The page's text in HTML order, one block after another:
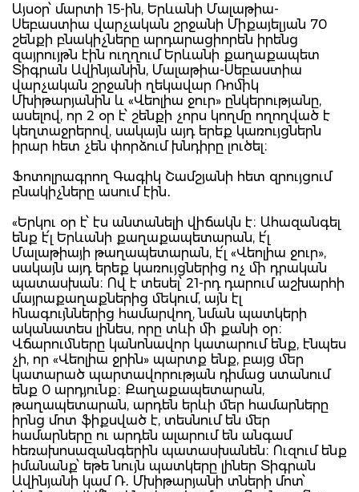
Այսօր՝ մարտի 15-ին, Երևանի Մալաթիա-
Սեբաստիա վարչական շրջանի Միքայելյան 70
շենքի բնակիչները արդարացիորեն իրենց
զայրույթն էին ուղղում Երևանի քաղաքապետ
Տիգրան Ավինյանին, Մալաթիա-Սեբաստիա
վարչական շրջանի ղեկավար Ռոմիկ
Մխիթարյանին և «Վեոլիա ջուր» ընկերությանը,
ասելով, որ 2 օր է՝ շենքի չորս կողմը ողողված է
կեղտաջրերով, սակայն այդ երեք կառույցներն
իրար հետ չեն փորձում խնդիրը լուծել։
Ֆոտոլրագրող Գագիկ Շամշյանի հետ զրույցում
բնակիչները ասում էին․
«Երկու օր է՝ էս անտանելի վիճակն է։ Ահազանգել
ենք է՛լ Երևանի քաղաքապետարան, է՛լ
Մալաթիայի թաղապետարան, է՛լ «Վեոլիա ջուր»,
սակայն այդ երեք կառույցներից ոչ մի դրական
պատասխան։ Ով է տեսել՝ 21-րդ դարում աշխարհի
մայրաքաղաքներից մեկում, այն էլ
հնագույններից համարվող, նման պատկերի
ականատես լինես, որը տևի մի քանի օր։
Վճարումները կանոնավոր կատարում ենք, էնպես
չի, որ «Վեոլիա ջրին» պարտք ենք, բայց մեր
կատարած պարտավորության դիմաց ստանում
ենք 0 արդյունք։ Քաղաքապետարան,
թաղապետարան, արդեն երևի մեր համարները
իրնց մոտ ֆիքսված է, տեսնում են մեր
համարները ու արդեն ալարում են անգամ
հեռախոսազանգերին պատասխանեն։ Ուզում ենք
իմանանք՝ եթե նույն պատկերը լիներ Տիգրան
Ավինյանի կամ Ռ․ Մխիթարյանի տների մոտ՝